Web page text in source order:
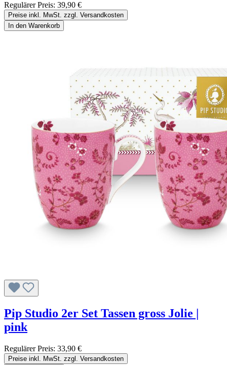
Regulärer Preis: 39,90 €
Preise inkl. MwSt. zzgl. Versandkosten
In den Warenkorb
Pip Studio 2er Set Tassen gross Jolie |
pink
Regulärer Preis: 33,90 €
Preise inkl. MwSt. zzgl. Versandkosten